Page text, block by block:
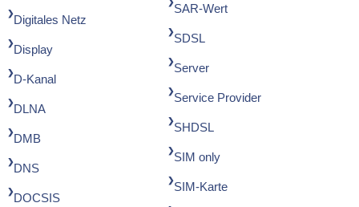
Digitales Netz
Display
D-Kanal
DLNA
DMB
DNS
DOCSIS
SAR-Wert
SDSL
Server
Service Provider
SHDSL
SIM only
SIM-Karte